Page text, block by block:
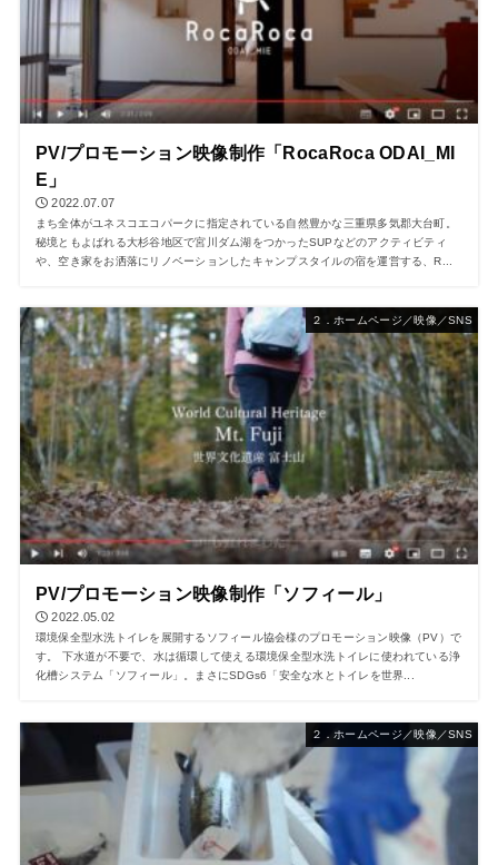
PV/プロモーション映像制作「RocaRoca ODAI_MI
E」
2022.07.07
まち全体がユネスコエコパークに指定されている自然豊かな三重県多気郡大台町。
秘境ともよばれる大杉谷地区で宮川ダム湖をつかったSUPなどのアクティビティ
や、空き家をお洒落にリノベーションしたキャンプスタイルの宿を運営する、R...
２．ホームページ／映像／SNS
PV/プロモーション映像制作「ソフィール」
2022.05.02
環境保全型水洗トイレを展開するソフィール協会様のプロモーション映像（PV）で
す。 下水道が不要で、水は循環して使える環境保全型水洗トイレに使われている浄
化槽システム「ソフィール」。まさにSDGs6「安全な水とトイレを世界...
２．ホームページ／映像／SNS